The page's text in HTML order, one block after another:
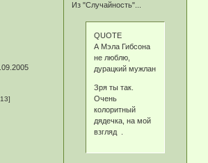
Из "Случайность"...
QUOTE
А Мэла Гибсона
не люблю,
дурацкий мужлан
Зря ты так.
Очень
колоритный
дядечка, на мой
взгляд .